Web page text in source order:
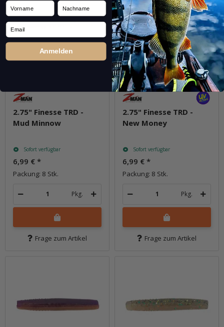
2.75" Finesse TRD -
Mud Minnow
Sofort verfügbar
6,99 € *
Packung: 8 Stk.
Pkg.
Frage zum Artikel
2.75" Finesse TRD -
New Money
Sofort verfügbar
6,99 € *
Packung: 8 Stk.
Pkg.
Frage zum Artikel
Vorname Nachname
Email
Anmelden